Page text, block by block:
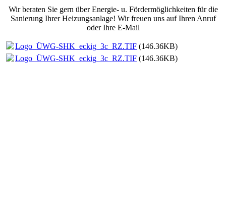
Wir beraten Sie gern über Energie- u. Fördermöglichkeiten für die
Sanierung Ihrer Heizungsanlage! Wir freuen uns auf Ihren Anruf
oder Ihre E-Mail
Logo_ÜWG-SHK_eckig_3c_RZ.TIF (146.36KB)
Logo_ÜWG-SHK_eckig_3c_RZ.TIF (146.36KB)